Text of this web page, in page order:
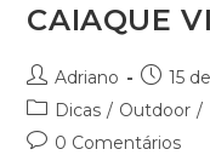
CAIAQUE
Adriano
15
Dicas / Outdoor /
0 Comentários